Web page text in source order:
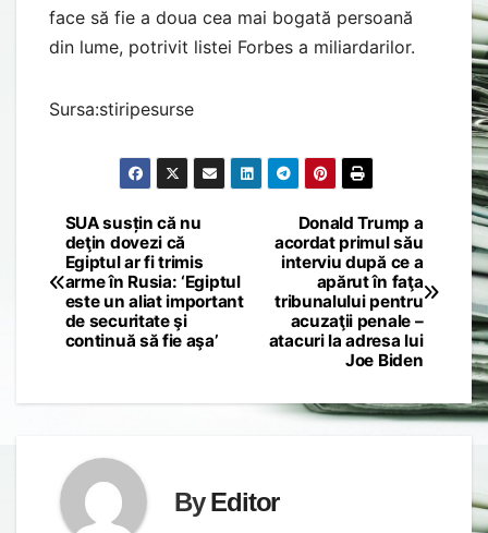
face să fie a doua cea mai bogată persoană
din lume, potrivit listei Forbes a miliardarilor.
Sursa:stiripesurse
Post
navigation
Donald Trump a
acordat primul său
interviu după ce a
apărut în faţa
tribunalului pentru
acuzaţii penale –
atacuri la adresa lui
Joe Biden
SUA susțin că nu
deţin dovezi că
Egiptul ar fi trimis
arme în Rusia: ‘Egiptul
este un aliat important
de securitate şi
continuă să fie aşa’
ByEditor